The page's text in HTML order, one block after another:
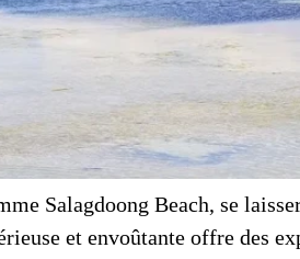
Salagdoong Beach, se
et envoûtante offre des